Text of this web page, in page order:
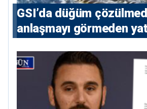
GSI’da düğüm
anlaşmayı görmeden